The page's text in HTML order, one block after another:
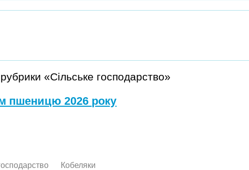
«Сільське господарство»
пшеницю 2026 року
Кобеляки